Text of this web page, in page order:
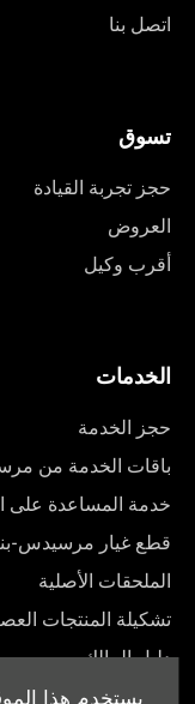
يستخدم هذا
اتصل بنا
تسوق
حجز تجربة القيادة
العروض
أقرب وكيل
الخدمات
حجز الخدمة
باقات الخدمة من
خدمة المساعدة على
قطع غيار مرسيدس-
الملحقات الأصلية
تشكيلة المنتجات
دليل المالك